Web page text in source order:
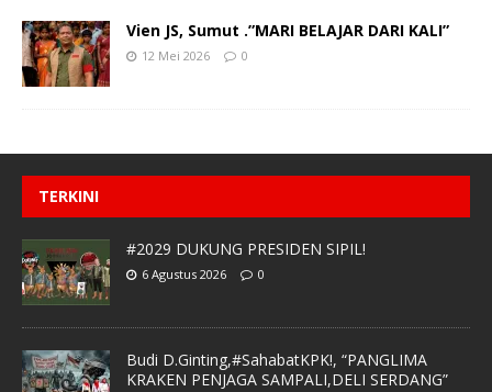
Vien JS, Sumut .”MARI BELAJAR DARI KALI”
12 Mei 2026 0
TERKINI
#2029 DUKUNG PRESIDEN SIPIL!
6 Agustus 2026 0
Budi D.Ginting,#SahabatKPK!, “PANGLIMA
KRAKEN PENJAGA SAMPALI,DELI SERDANG”